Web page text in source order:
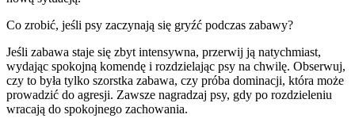
Co zrobić, jeśli psy zaczynają się gryźć podczas zabawy?
Jeśli zabawa staje się zbyt intensywna, przerwij ją natychmiast,
wydając spokojną komendę i rozdzielając psy na chwilę. Obserwuj,
czy to była tylko szorstka zabawa, czy próba dominacji, która może
prowadzić do agresji. Zawsze nagradzaj psy, gdy po rozdzieleniu
wracają do spokojnego zachowania.